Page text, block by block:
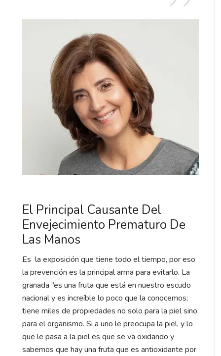
El Principal Causante Del
Envejecimiento Prematuro De
Las Manos
Es la exposición que tiene todo el tiempo, por eso
la prevención es la principal arma para evitarlo. La
granada “es una fruta que está en nuestro escudo
nacional y es increíble lo poco que la conocemos;
tiene miles de propiedades no solo para la piel sino
para el organismo. Si a uno le preocupa la piel, y lo
que le pasa a la piel es que se va oxidando y
sabemos que hay una fruta que es antioxidante por